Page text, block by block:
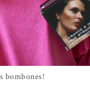
bombones!